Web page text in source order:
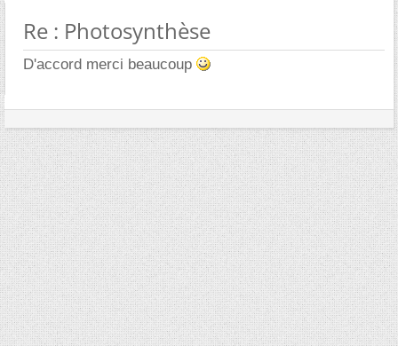
Re : Photosynthèse
D'accord merci beaucoup